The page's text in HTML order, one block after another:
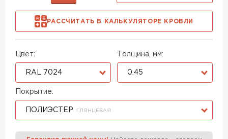
Цвет:
RAL 7024
Толщина, мм:
0.45
Покрытие:
ПОЛИЭСТЕР ГЛЯНЦЕВАЯ
РАССЧИТАТЬ В КАЛЬКУЛЯТОРЕ КРОВЛИ